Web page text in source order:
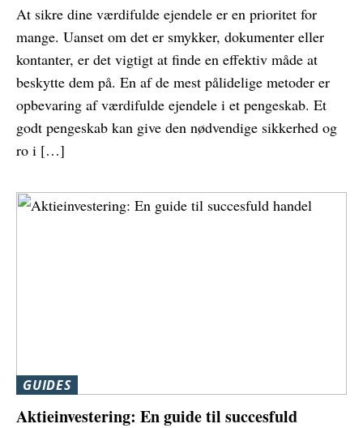
At sikre dine værdifulde ejendele er en prioritet for
mange. Uanset om det er smykker, dokumenter eller
kontanter, er det vigtigt at finde en effektiv måde at
beskytte dem på. En af de mest pålidelige metoder er
opbevaring af værdifulde ejendele i et pengeskab. Et
godt pengeskab kan give den nødvendige sikkerhed og
ro i […]
GUIDES
Aktieinvestering: En guide til succesfuld